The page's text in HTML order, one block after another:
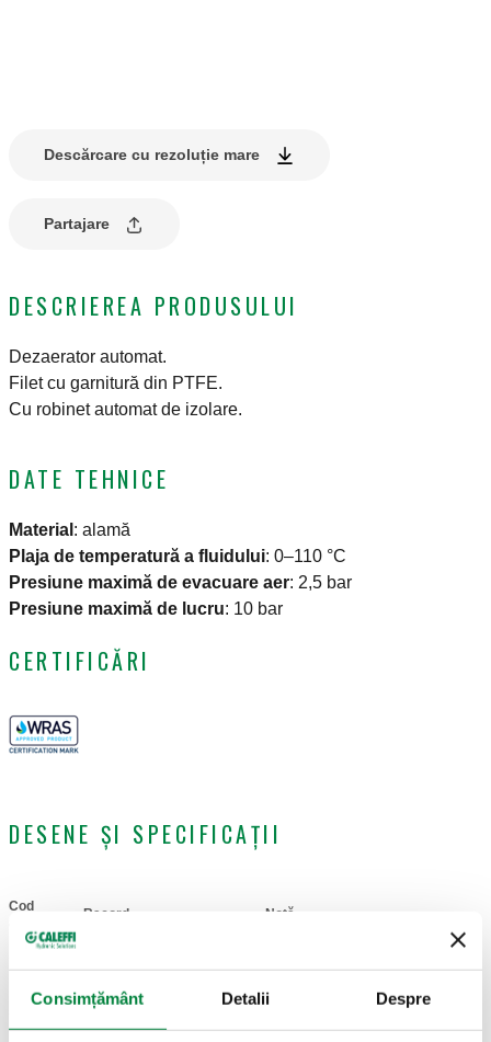
Consimțământ Detalii Despre
Descărcare cu rezoluție mare
Partajare
DESCRIEREA PRODUSULUI
Dezaerator automat.
Filet cu garnitură din PTFE.
Cu robinet automat de izolare.
DATE TEHNICE
Material : alamă
Plaja de temperatură a fluidului: 0–110 °C
Presiune maximă de evacuare aer: 2,5 bar
Presiune maximă de lucru: 10 bar
CERTIFICĂRI
DESENE ȘI SPECIFICAȚII
Cod
Racord Notă
502130
G 3/8" A (ISO 228-1)
M
-